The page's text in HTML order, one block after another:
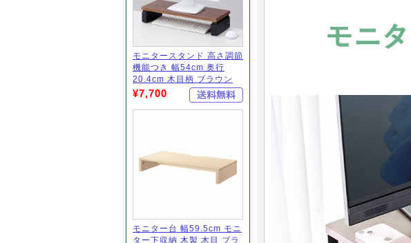
モニタースタンド 高さ調節
機能つき 幅54cm 奥行
20.4cm 木目柄 ブラウン
¥7,700
モニター台 幅59.5cm モニ
ター下収納 木製 木目 ブラ